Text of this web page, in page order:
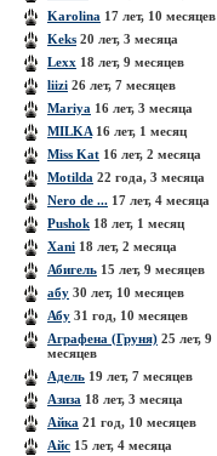
Karolina 17 лет, 10 месяцев
Keks 20 лет, 3 месяца
Lexx 18 лет, 9 месяцев
liizi 26 лет, 7 месяцев
Mariya 16 лет, 3 месяца
MILKA 16 лет, 1 месяц
Miss Kat 16 лет, 2 месяца
Motilda 22 года, 3 месяца
Nero de ... 17 лет, 4 месяца
Pushok 18 лет, 1 месяц
Xanі 18 лет, 2 месяца
Абигель 15 лет, 9 месяцев
абу 30 лет, 10 месяцев
Абу 31 год, 10 месяцев
Аграфена (Груня) 25 лет, 9
месяцев
Адель 19 лет, 7 месяцев
Азиза 18 лет, 3 месяца
Айка 21 год, 10 месяцев
Айс 15 лет, 4 месяца